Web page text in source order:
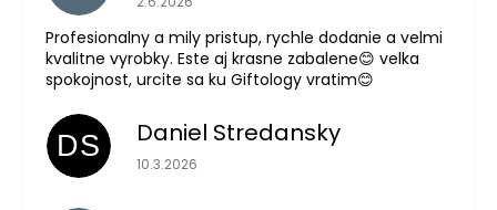
Profesionalny a mily pristup, rychle dodanie a velmi
kvalitne vyrobky. Este aj krasne zabalene😊 velka
spokojnost, urcite sa ku Giftology vratim😊
DS Daniel Stredansky
Hodnotenie obchodu je 5 z 5 hviezdičiek.
10.3.2026